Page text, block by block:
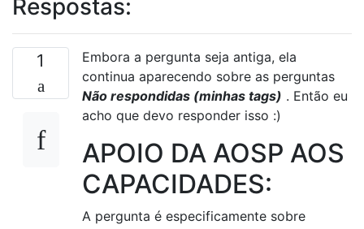
Respostas:
1
Embora a pergunta seja antiga, ela
continua aparecendo sobre as perguntas
Não respondidas (minhas tags) . Então eu
acho que devo responder isso :)
APOIO DA AOSP AOS
CAPACIDADES:
A pergunta é especificamente sobre